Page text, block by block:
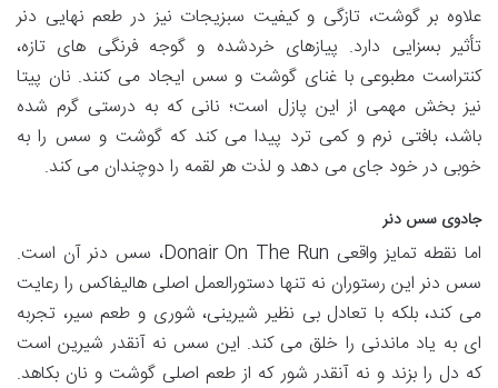
علاوه بر گوشت، تازگی و کیفیت سبزیجات نیز در طعم نهایی دنر
تأثیر بسزایی دارد. پیازهای خردشده و گوجه فرنگی های تازه،
کنتراست مطبوعی با غنای گوشت و سس ایجاد می کنند. نان پیتا
نیز بخش مهمی از این پازل است؛ نانی که به درستی گرم شده
باشد، بافتی نرم و کمی ترد پیدا می کند که گوشت و سس را به
خوبی در خود جای می دهد و لذت هر لقمه را دوچندان می کند.
جادوی سس دنر
اما نقطه تمایز واقعی Donair On The Run، سس دنر آن است.
سس دنر این رستوران نه تنها دستورالعمل اصلی هالیفاکس را رعایت
می کند، بلکه با تعادل بی نظیر شیرینی، شوری و طعم سیر، تجربه
ای به یاد ماندنی را خلق می کند. این سس نه آنقدر شیرین است
که دل را بزند و نه آنقدر شور که از طعم اصلی گوشت و نان بکاهد.